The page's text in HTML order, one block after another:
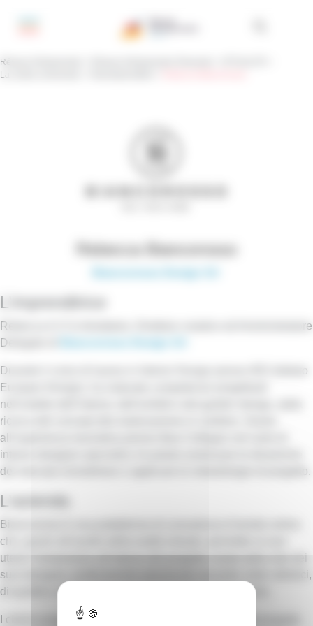
Réseau Entreprendre
La nostra community
Rebecca Biancorosso
L’imprenditrice
Rebecca è il Co-fondatore, Direttore creativo ed Amministratore
Delegato di
Durante il corso di laurea in Interior Design presso IED (Istituto
Europeo Design), ha maturato competenze progettuali
nell’ambito dell’interior, dell’exhibit e del garden design, dalla
ricerca del concept alla realizzazione in cantiere. Grazie
all’esperienza lavorativa presso Ikea Collegno nel ruolo di
interior designer specialist, ha potuto analizzare le dinamiche
del mercato immobiliare e applicare le metodologie di progetto.
L’azienda
Biancorosso è una piattaforma di consulenza d’arredo online
che, grazie all’ausilio della realtà virtuale, permette ai suoi
utenti l’immersione all’interno del progetto creato dalla rete dei
suoi designer, professionisti selezionati secondo criteri stilistici,
di qualità e mindset su cui si basa il valore del servizio.
I clienti vengono seguiti in tutte le fasi che vanno dal progetto